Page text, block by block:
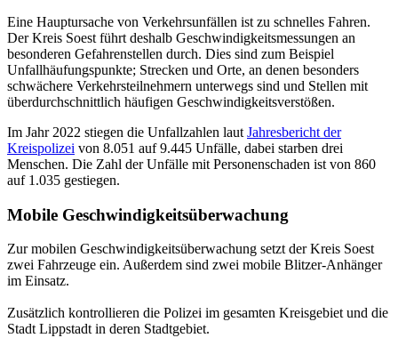
Eine Hauptursache von Verkehrsunfällen ist zu schnelles Fahren.
Der Kreis Soest führt deshalb Geschwindigkeitsmessungen an
besonderen Gefahrenstellen durch. Dies sind zum Beispiel
Unfallhäufungspunkte; Strecken und Orte, an denen besonders
schwächere Verkehrsteilnehmern unterwegs sind und Stellen mit
überdurchschnittlich häufigen Geschwindigkeitsverstößen.
Im Jahr 2022 stiegen die Unfallzahlen laut Jahresbericht der
Kreispolizei von 8.051 auf 9.445 Unfälle, dabei starben drei
Menschen. Die Zahl der Unfälle mit Personenschaden ist von 860
auf 1.035 gestiegen.
Mobile Geschwindigkeitsüberwachung
Zur mobilen Geschwindigkeitsüberwachung setzt der Kreis Soest
zwei Fahrzeuge ein. Außerdem sind zwei mobile Blitzer-Anhänger
im Einsatz.
Zusätzlich kontrollieren die Polizei im gesamten Kreisgebiet und die
Stadt Lippstadt in deren Stadtgebiet.